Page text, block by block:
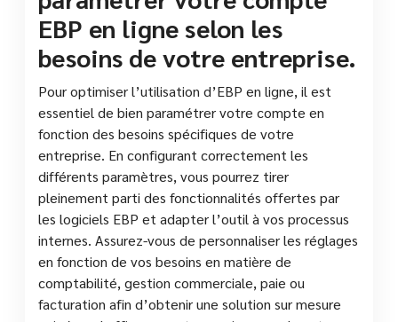
EBP en ligne selon les
besoins de votre entreprise.
Pour optimiser l’utilisation d’EBP en ligne, il est
essentiel de bien paramétrer votre compte en
fonction des besoins spécifiques de votre
entreprise. En configurant correctement les
différents paramètres, vous pourrez tirer
pleinement parti des fonctionnalités offertes par
les logiciels EBP et adapter l’outil à vos processus
internes. Assurez-vous de personnaliser les réglages
en fonction de vos besoins en matière de
comptabilité, gestion commerciale, paie ou
facturation afin d’obtenir une solution sur mesure